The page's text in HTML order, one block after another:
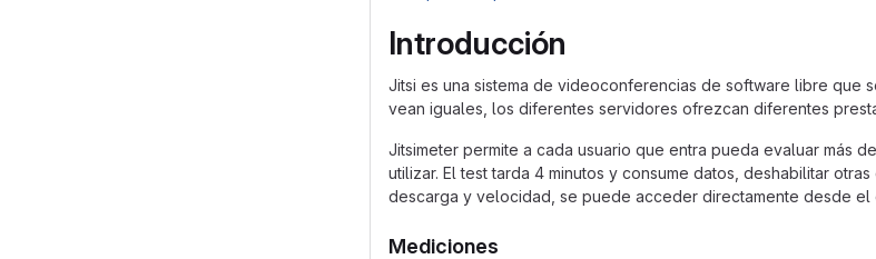
Introducción
Jitsi es una sistema de videoconferencias de software libre que
vean iguales, los diferentes servidores ofrezcan diferentes
Jitsimeter permite a cada usuario que entra pueda evaluar más
utilizar. El test tarda 4 minutos y consume datos, deshabilitar
descarga y velocidad, se puede acceder directamente desde el
Mediciones